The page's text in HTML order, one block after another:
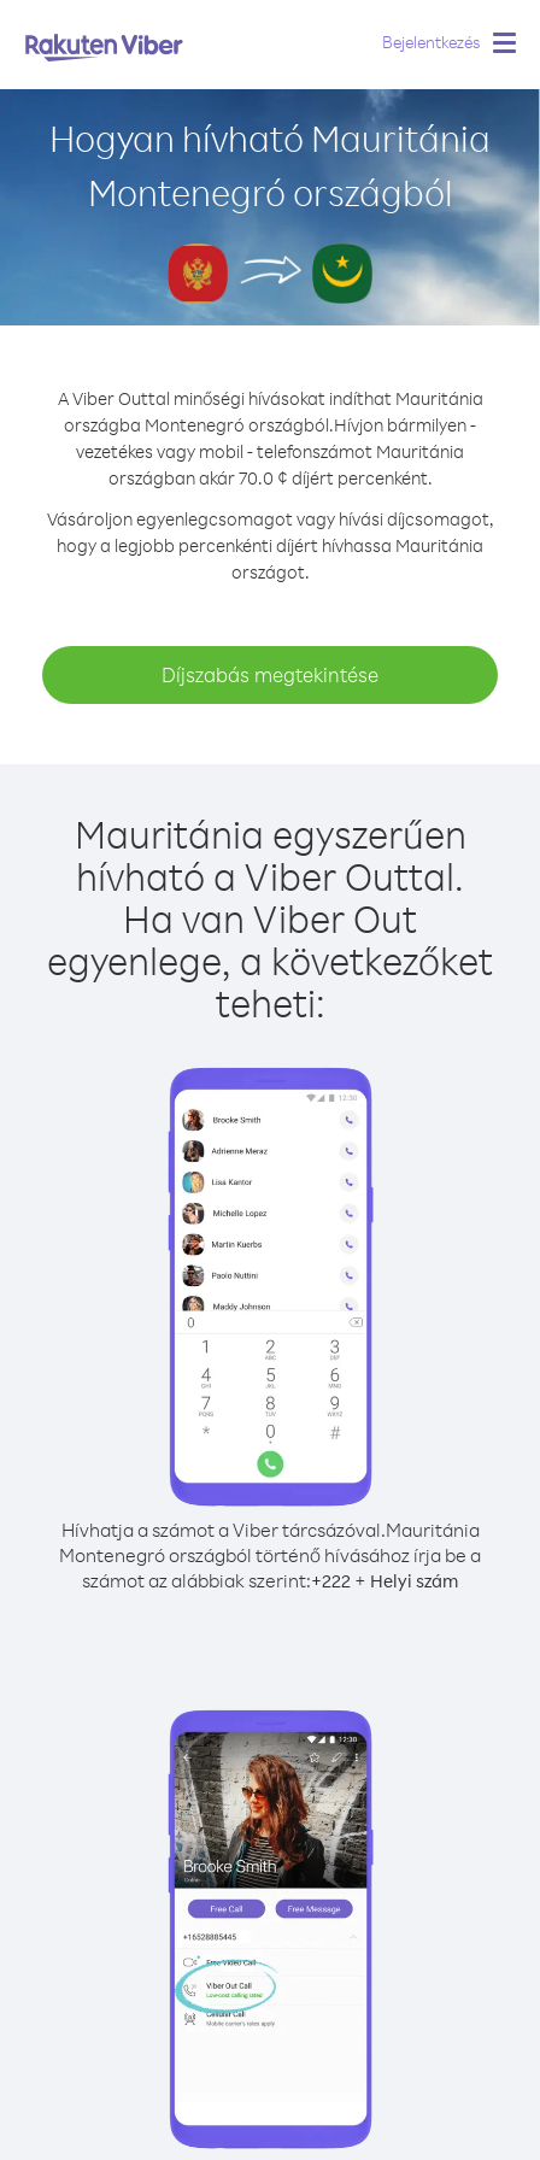
Bejelentkezés
Hogyan hívható Mauritánia
Montenegró országból
A Viber Outtal minőségi hívásokat indíthat Mauritánia
országba Montenegró országból.Hívjon bármilyen -
vezetékes vagy mobil - telefonszámot Mauritánia
országban akár 70.0 ¢ díjért percenként.
Vásároljon egyenlegcsomagot vagy hívási díjcsomagot,
hogy a legjobb percenkénti díjért hívhassa Mauritánia
országot.
Díjszabás megtekintése
Mauritánia egyszerűen
hívható a Viber Outtal.
Ha van Viber Out
egyenlege, a következőket
teheti:
Hívhatja a számot a Viber tárcsázóval.Mauritánia
Montenegró országból történő hívásához írja be a
számot az alábbiak szerint:+222 + Helyi szám